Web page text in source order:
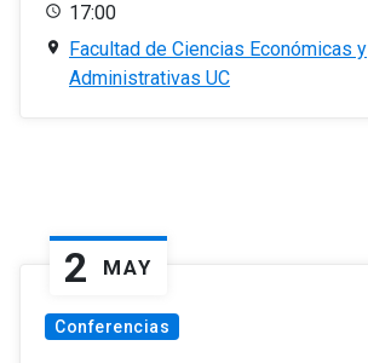
17:00
Facultad de Ciencias Económicas y
Administrativas UC
2 MAY
Conferencias